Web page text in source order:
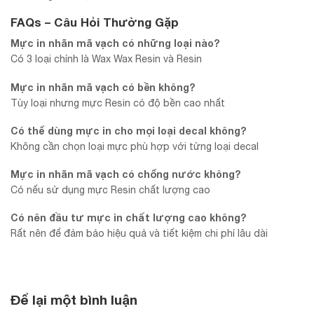
FAQs – Câu Hỏi Thường Gặp
Mực in nhãn mã vạch có những loại nào?
Có 3 loại chính là Wax Wax Resin và Resin
Mực in nhãn mã vạch có bền không?
Tùy loại nhưng mực Resin có độ bền cao nhất
Có thể dùng mực in cho mọi loại decal không?
Không cần chọn loại mực phù hợp với từng loại decal
Mực in nhãn mã vạch có chống nước không?
Có nếu sử dụng mực Resin chất lượng cao
Có nên đầu tư mực in chất lượng cao không?
Rất nên để đảm bảo hiệu quả và tiết kiệm chi phí lâu dài
Để lại một bình luận